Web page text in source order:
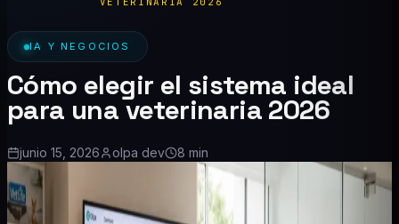
IA Y NEGOCIOS
Cómo elegir el sistema ideal
para una veterinaria 2026
junio 15, 2026 olpa dev 8 min